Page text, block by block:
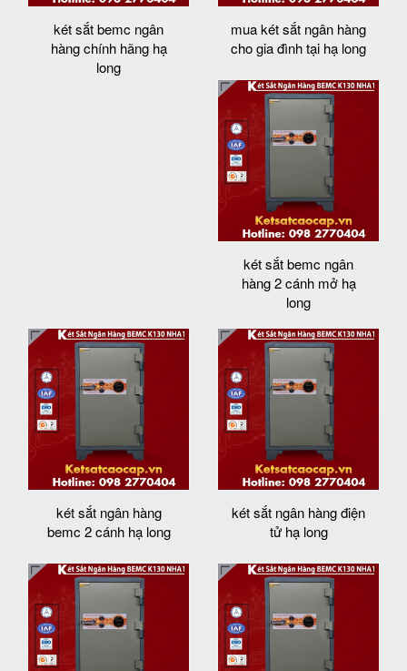
két sắt bemc ngân
hàng chính hãng hạ
long
mua két sắt ngân hàng
cho gia đình tại hạ long
két sắt bemc ngân
hàng 2 cánh mở hạ
long
két sắt ngân hàng
bemc 2 cánh hạ long
két sắt ngân hàng điện
tử hạ long